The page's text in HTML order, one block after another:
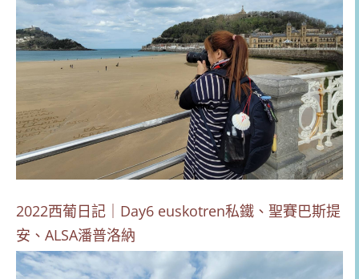
2022西葡日記｜Day6 euskotren私鐵、聖賽巴斯提
安、ALSA潘普洛納